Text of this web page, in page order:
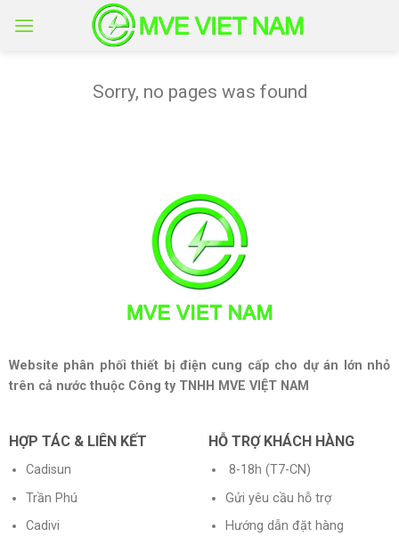
Sorry, no pages was found
Website phân phối thiết bị điện cung cấp cho dự án lớn nhỏ
trên cả nước thuộc Công ty TNHH MVE VIỆT NAM
HỖ TRỢ KHÁCH HÀNG
8-18h (T7-CN)
Gửi yêu cầu hỗ trợ
Hướng dẫn đặt hàng
HỢP TÁC & LIÊN KẾT
Cadisun
Trần Phú
Cadivi